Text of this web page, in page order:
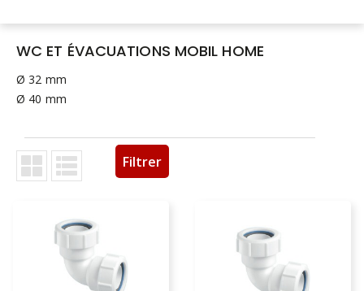
WC ET ÉVACUATIONS MOBIL HOME
Ø 32 mm
Ø 40 mm
Filtrer